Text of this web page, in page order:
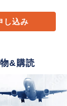
し込み
&購読